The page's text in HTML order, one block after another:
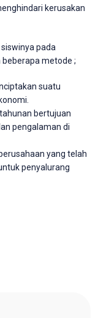
kerusakan
pada
beberapa metode ;
suatu
bertujuan
pengalaman di
yang telah
penyalurang